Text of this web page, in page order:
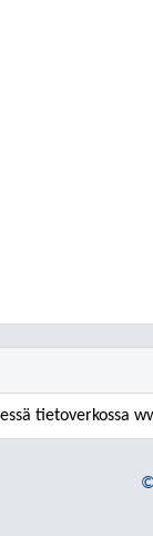
tietoverkossa